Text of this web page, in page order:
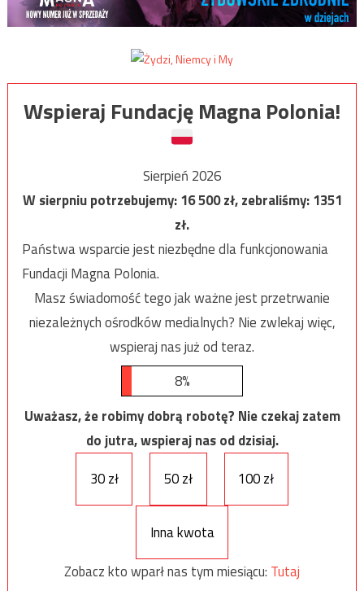
Wspieraj Fundację Magna Polonia!
Sierpień 2026
W sierpniu potrzebujemy:16 500zł, zebraliśmy:1351
zł.
Państwa wsparcie jest niezbędne dla funkcjonowania
Fundacji Magna Polonia.
Masz świadomość tego jak ważne jest przetrwanie
niezależnych ośrodków medialnych? Nie zwlekaj więc,
wspieraj nas już od teraz.
8%
Uważasz, że robimy dobrą robotę? Nie czekaj zatem
do jutra, wspieraj nas od dzisiaj.
30 zł
50 zł 100 zł
Inna kwota
Zobacz kto wparł nas tym miesiącu: Tutaj